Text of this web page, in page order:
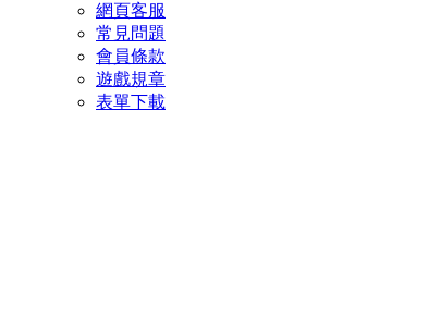
網頁客服
常見問題
會員條款
遊戲規章
表單下載